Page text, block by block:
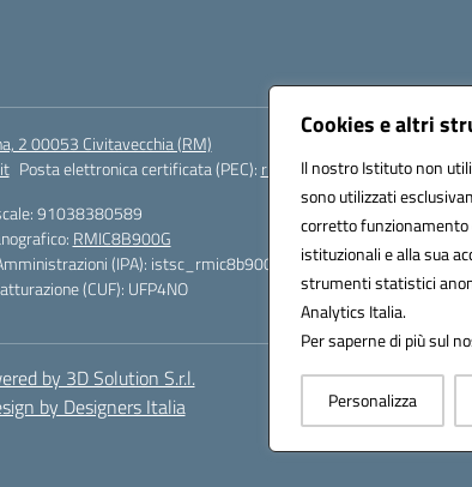
Cookies e altri
Il nostro Istituto non
sono utilizzati
corretto funzionamento
istituzionali e alla sua
strumenti statistici
Analytics Italia.
Per saperne di più sul
Personalizza
2 00053 Civitavecchia (RM)
Posta elettronica certificata (PEC): rmic8b900g@pec.istruzione.it
91038380589
RMIC8B900G
(IPA): istsc_rmic8b900g
(CUF): UFP4NO
by 3D Solution S.r.l.
by Designers Italia